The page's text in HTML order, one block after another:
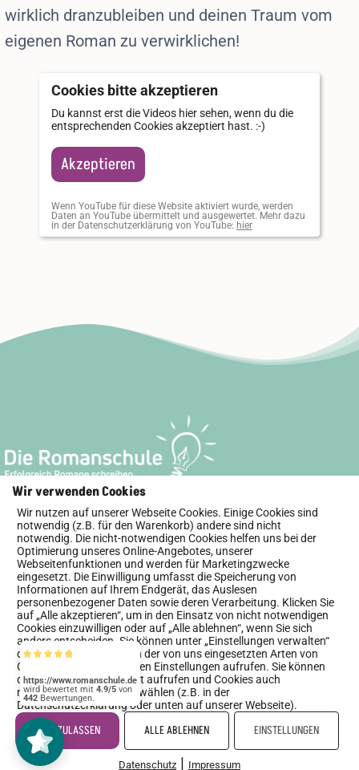
wirklich dranzubleiben und deinen Traum vom
eigenen Roman zu verwirklichen!
Cookies bitte akzeptieren
Du kannst erst die Videos hier sehen, wenn du die
entsprechenden Cookies akzeptiert hast. :-)
Akzeptieren
Wenn YouTube für diese Website aktiviert wurde, werden
Daten an YouTube übermittelt und ausgewertet. Mehr dazu
in der Datenschutzerklärung von YouTube: hier
Newsletter Presse
Impressum
Datenschutzerklärung
Allgemeine Geschäftsbedingungen
Widerrufsbelehrung
© 2026 Die Romanschule - Jurenka Jurk
Wir verwenden Cookies
Wir nutzen auf unserer Webseite Cookies. Einige Cookies sind
notwendig (z.B. für den Warenkorb) andere sind nicht
notwendig. Die nicht-notwendigen Cookies helfen uns bei der
Optimierung unseres Online-Angebotes, unserer
Webseitenfunktionen und werden für Marketingzwecke
eingesetzt. Die Einwilligung umfasst die Speicherung von
Informationen auf Ihrem Endgerät, das Auslesen
personenbezogener Daten sowie deren Verarbeitung. Klicken Sie
auf „Alle akzeptieren“, um in den Einsatz von nicht notwendigen
Cookies einzuwilligen oder auf „Alle ablehnen“, wenn Sie sich
anders entscheiden. Sie können unter „Einstellungen verwalten“
detaillierte Informationen der von uns eingesetzten Arten von
Cookies erhalten und deren Einstellungen aufrufen. Sie können
die Einstellungen jederzeit aufrufen und Cookies auch
nachträglich jederzeit abwählen (z.B. in der
Datenschutzerklärung oder unten auf unserer Webseite).
ALLE ZULASSEN ALLE ABLEHNEN EINSTELLUNGEN
Datenschutz | Impressum
5/5 (108)